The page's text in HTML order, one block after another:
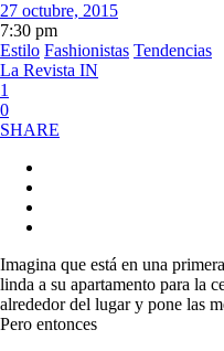
27 octubre, 2015
7:30 pm
Estilo Fashionistas Tendencias
La Revista IN
1
0
SHARE
Imagina que está en una
linda a su apartamento para la
alrededor del lugar y pone las
Pero entonces